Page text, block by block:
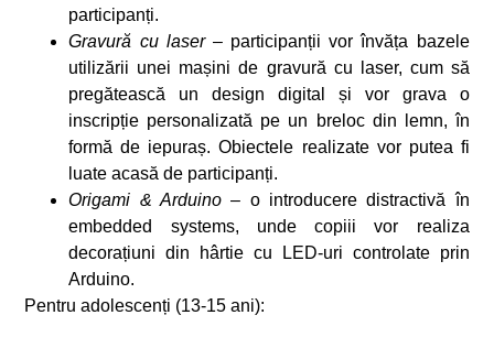
participanți.
Gravură cu laser– participanții vor învăța bazele
utilizării unei mașini de gravură cu laser, cum să
pregătească un design digital și vor grava o
inscripție personalizată pe un breloc din lemn, în
formă de iepuraș. Obiectele realizate vor putea fi
luate acasă de participanți.
Origami & Arduino – o introducere distractivă în
embedded systems, unde copiii vor realiza
decorațiuni din hârtie cu LED-uri controlate prin
Arduino.
Pentru adolescenți (13-15 ani):